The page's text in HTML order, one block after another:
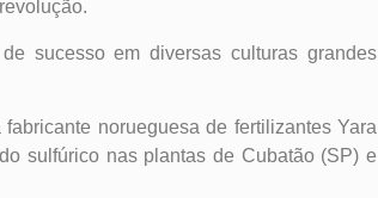
sucesso em diversas culturas grandes
norueguesa de fertilizantes Yara
sulfúrico nas plantas de Cubatão (SP) e